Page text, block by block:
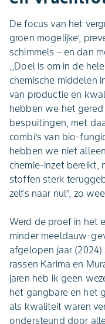
De focus van het
groen mogelijke’,
schimmels – en dan
,,Doel is om in de
chemische middelen
van productie en
hebben we het
bespuitingen, met
combi’s van bio-
hebben we niet
chemie-inzet bereikt,
stoffen sterk
zelfs naar nul’’, zo
Werd de proef in het
minder meeldauw-
afgelopen jaar
rassen Karima en
jaren heb ik geen
het gangbare en het
als kwaliteit waren
ondersteund door